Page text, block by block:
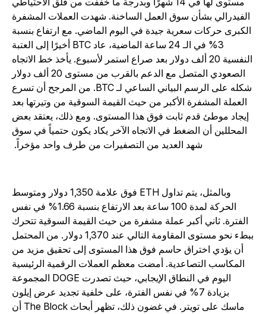
الفيدرالي بشأن سوق العمل الساخنة. شهدت العملات المشفرة
الكبرى حركات سعرية جيدة في اليوم الماضي. مع ارتفاع بنسبة
3% في الـ 24 ساعة الماضية، عاد BTC أخيرًا إلى العتبة
النفسية 20 ألف دولار بعد صراع استمر لأسبوع. يأخذ خط الاتجاه
الصعودي المتصل مع الدعم بالقرب من مستوى 20 ألف دولار
شكله على الرسم البياني الساعي لـ BTC. من المرجح أن تسرع
العملة المشفرة الأكبر من حيث القيمة السوقية من وتيرتها بعد
إيجاد موطئ قدم ثابت فوق هذا المستوى. ومع ذلك، يعتقد بعض
المحللين أن الضغط في الاتجاه الآخر يكاد يكون حتمياً في سوق
شهد العديد من التصفيرات من طرف واحد مؤخراً.
وبالمثل، يتم تداول ETH فوق علامة 1,350 دولار ومتوسط
الحركة لمدة 100 ساعة بعد الارتفاع بنسبة 1.66% في نفس
الفترة. ثاني أكبر عملة مشفرة من حيث القيمة السوقية تتحرك
ببطء نحو مستوى المقاومة التالي عند 1,370 دولار. من المحتمل
أن يؤدي اختراق حاسم فوق هذا المستوى إلى تحقيق مزيد من
المكاسب التصاعدية. أمضت معظم العملات الرقمية الرئيسية
اليوم في النطاق الإيجابي، حيث تصدرت DOGE المجموعة
بزيادة 7% في نفس الفترة، على خلفية تجديد عرض إيلون
ماسك على تويتر. في غضون ذلك، تظهر أبحاث The Block أن